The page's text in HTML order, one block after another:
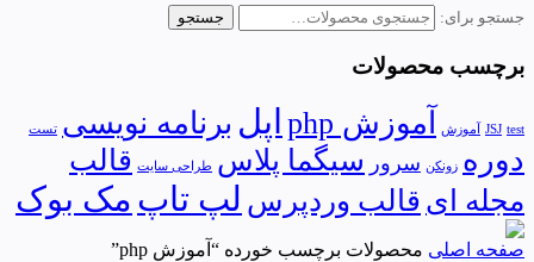
جستجو برای: جستجو
برچسب محصولات
JSJ test آموزش آموزش php اپل برنامه نویسی تست
دوره زونکن سرور سیگما پلاس طراحی سایت قالب
مجله ای قالب وردپرس لپ تاپ مک بوک
صفحه اصلی محصولات برچسب خورده “آموزش php”